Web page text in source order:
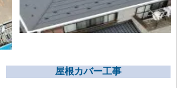
屋根カバー工事